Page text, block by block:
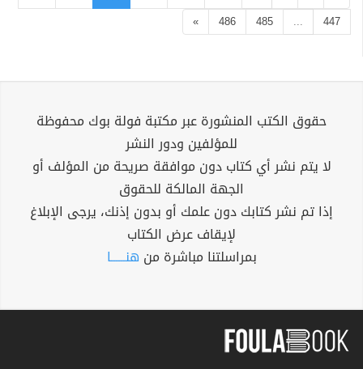
447
...
485
486
»
حقوق الكتب المنشورة عبر مكتبة فولة بوك محفوظة
للمؤلفين ودور النشر
لا يتم نشر أي كتاب دون موافقة صريحة من المؤلف أو
الجهة المالكة للحقوق
إذا تم نشر كتابك دون علمك أو بدون إذنك، يرجى الإبلاغ
لإيقاف عرض الكتاب
بمراسلتنا مباشرة من هنــــــا